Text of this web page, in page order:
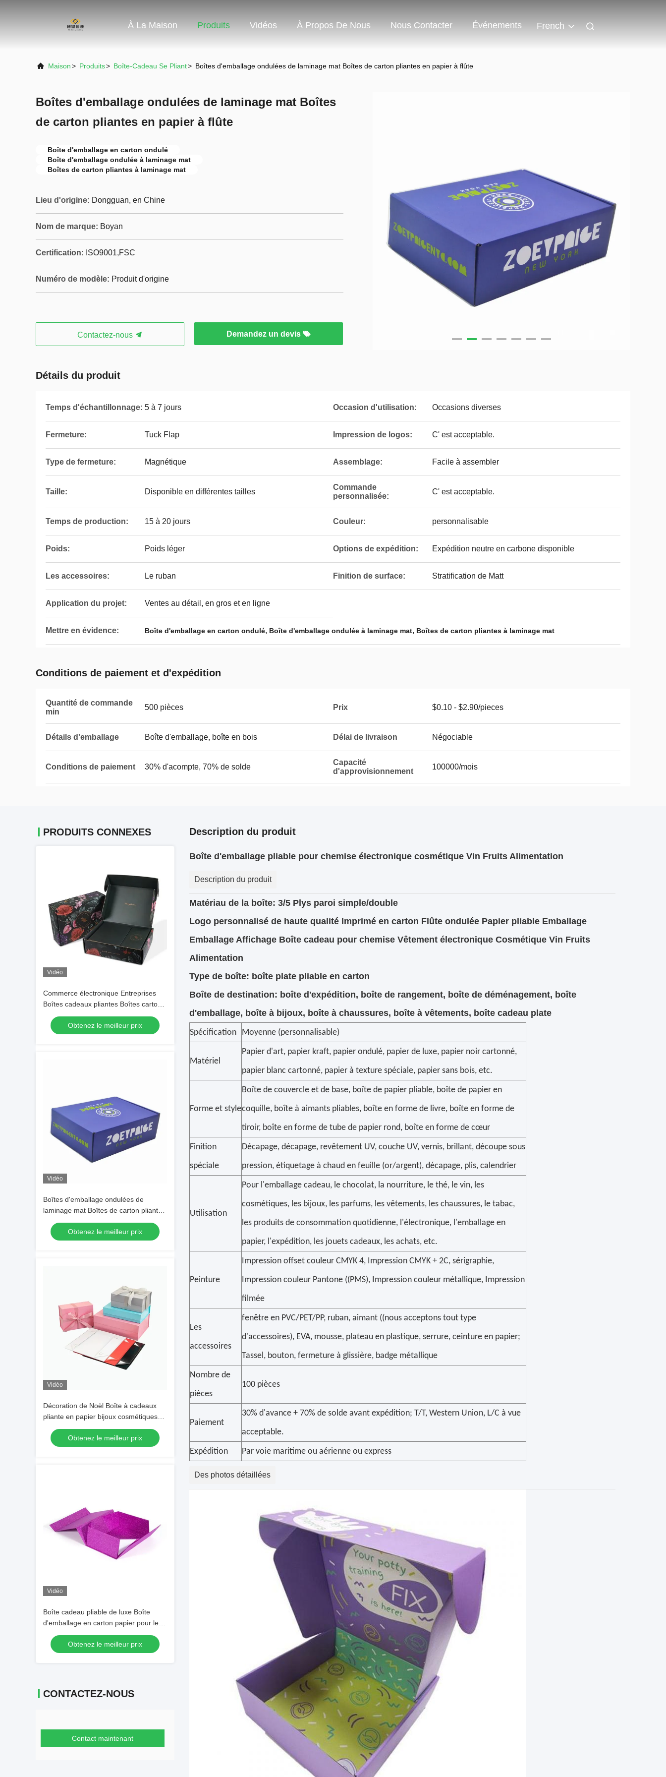
À La Maison Produits Vidéos À Propos De Nous Nous Contacter Événements French
Maison> Produits> Boîte-Cadeau Se Pliant> Boîtes d'emballage ondulées de laminage mat Boîtes de carton pliantes en papier à flûte
Boîtes d'emballage ondulées de laminage mat Boîtes
de carton pliantes en papier à flûte
Boîte d'emballage en carton ondulé
Boîte d'emballage ondulée à laminage mat
Boîtes de carton pliantes à laminage mat
Lieu d'origine: Dongguan, en Chine
Nom de marque: Boyan
Certification: ISO9001,‌FSC
Numéro de modèle: Produit d'origine
Contactez-nous Demandez un devis
Détails du produit
Temps d'échantillonnage: 5 à 7 jours Occasion d'utilisation: Occasions diverses
Fermeture: Tuck Flap Impression de logos: C' est acceptable.
Type de fermeture: Magnétique Assemblage: Facile à assembler
Taille: Disponible en différentes tailles
Commande
personnalisée:
C' est acceptable.
Temps de production: 15 à 20 jours Couleur: personnalisable
Poids: Poids léger Options de expédition: Expédition neutre en carbone disponible
Les accessoires: Le ruban Finition de surface: Stratification de Matt
Application du projet: Ventes au détail, en gros et en ligne
Mettre en évidence: Boîte d'emballage en carton ondulé, Boîte d'emballage ondulée à laminage mat, Boîtes de carton pliantes à laminage mat
Conditions de paiement et d'expédition
Quantité de commande
min
500 pièces Prix $0.10 - $2.90/pieces
Détails d'emballage Boîte d'emballage, boîte en bois Délai de livraison Négociable
Conditions de paiement 30% d'acompte, 70% de solde
Capacité
d'approvisionnement
100000/mois
PRODUITS CONNEXES
Vidéo
Commerce électronique Entreprises
Boîtes cadeaux pliantes Boîtes carton
Carton carton courriers en papier rigide
ondulé
Obtenez le meilleur prix
Vidéo
Boîtes d'emballage ondulées de
laminage mat Boîtes de carton pliantes
en papier à flûte
Obtenez le meilleur prix
Vidéo
Décoration de Noël Boîte à cadeaux
pliante en papier bijoux cosmétiques
Boîtes à carton pliantes
Obtenez le meilleur prix
Vidéo
Boîte cadeau pliable de luxe Boîte
d'emballage en carton papier pour les
extensions de perruque de cheveux
humainsObtenez le meilleur prix
CONTACTEZ-NOUS
Contact maintenant
Description du produit
Boîte d'emballage pliable pour chemise électronique cosmétique Vin Fruits Alimentation
Description du produit
Matériau de la boîte: 3/5 Plys paroi simple/double
Logo personnalisé de haute qualité Imprimé en carton Flûte ondulée Papier pliable Emballage
Emballage Affichage Boîte cadeau pour chemise Vêtement électronique Cosmétique Vin Fruits
Alimentation
Type de boîte: boîte plate pliable en carton
Boîte de destination: boîte d'expédition, boîte de rangement, boîte de déménagement, boîte
d'emballage, boîte à bijoux, boîte à chaussures, boîte à vêtements, boîte cadeau plate
Spécification Moyenne (personnalisable)
Matériel
Papier d'art, papier kraft, papier ondulé, papier de luxe, papier noir cartonné,
papier blanc cartonné, papier à texture spéciale, papier sans bois, etc.
Forme et style
Boîte de couvercle et de base, boîte de papier pliable, boîte de papier en
coquille, boîte à aimants pliables, boîte en forme de livre, boîte en forme de
tiroir, boîte en forme de tube de papier rond, boîte en forme de cœur
Finition
spéciale
Décapage, décapage, revêtement UV, couche UV, vernis, brillant, découpe sous
pression, étiquetage à chaud en feuille (or/argent), décapage, plis, calendrier
Utilisation
Pour l'emballage cadeau, le chocolat, la nourriture, le thé, le vin, les
cosmétiques, les bijoux, les parfums, les vêtements, les chaussures, le tabac,
les produits de consommation quotidienne, l'électronique, l'emballage en
papier, l'expédition, les jouets cadeaux, les achats, etc.
Peinture
Impression offset couleur CMYK 4, Impression CMYK + 2C, sérigraphie,
Impression couleur Pantone ((PMS), Impression couleur métallique, Impression
filmée
Les
accessoires
fenêtre en PVC/PET/PP, ruban, aimant ((nous acceptons tout type
d'accessoires), EVA, mousse, plateau en plastique, serrure, ceinture en papier;
Tassel, bouton, fermeture à glissière, badge métallique
Nombre de
pièces
100 pièces
Paiement
30% d'avance + 70% de solde avant expédition; T/T, Western Union, L/C à vue
acceptable.
Expédition Par voie maritime ou aérienne ou express
Des photos détaillées